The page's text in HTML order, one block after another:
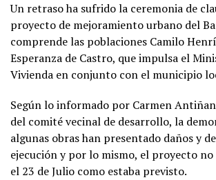
Un retraso ha sufrido la ceremonia de
proyecto de mejoramiento urbano del
comprende las poblaciones Camilo
Esperanza de Castro, que impulsa el
Vivienda en conjunto con el municipio
Según lo informado por Carmen
del comité vecinal de desarrollo, la
algunas obras han presentado daños y
ejecución y por lo mismo, el proyecto
el 23 de Julio como estaba previsto.